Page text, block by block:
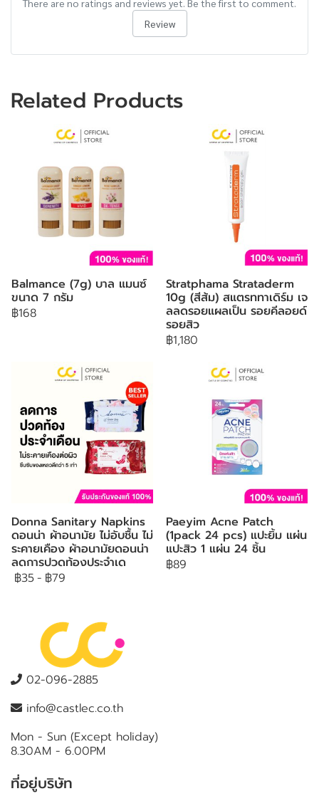
There are no ratings and reviews yet. Be the first to comment.
Review
Related Products
Balmance (7g) บาล แมนซ์
ขนาด 7 กรัม
฿168
Stratphama Strataderm
10g (สีส้ม) สแตรททาเดิร์ม เจ
ลลดรอยแผลเป็น รอยคีลอยด์
รอยสิว
฿1,180
Donna Sanitary Napkins
ดอนน่า ผ้าอนามัย ไม่อับชื้น ไม่
ระคายเคือง ผ้าอนามัยดอนน่า
ลดการปวดท้องประจำเด
฿35- ฿79
Paeyim Acne Patch
(1pack 24 pcs) แปะยิ้ม แผ่น
แปะสิว 1 แผ่น 24 ชิ้น
฿89
02-096-2885
info@castlec.co.th
Mon - Sun (Except holiday)
8.30AM - 6.00PM
ที่อยู่บริษัท